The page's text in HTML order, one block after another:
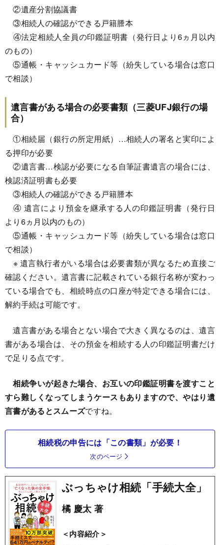
②遺産分割協議書
③相続人の確認ができる戸籍謄本
④法定相続人全員の印鑑証明書（発行日より6ヵ月以内
のもの）
⑤通帳・キャッシュカード等（紛失している場合は窓口
で相談）
遺言書がある場合の必要書類（三菱UFJ銀行の場
合）
①相続届（銀行の所定用紙）…相続人の署名と実印によ
る押印が必要
②遺言書…検認が必要になる自筆証書遺言の場合には、
検認済証明書も必要
③相続人の確認ができる戸籍謄本
④ 遺言により預金を継承する人の印鑑証明書（発行日
より6ヵ月以内のもの）
⑤通帳・キャッシュカード等（紛失している場合は窓口
で相談）
※ 遺言執行者がいる場合は必要書類が異なるため直接ご
確認ください。遺言書に記載されている銀行名称が変わっ
ている場合でも、相続時点の口座が特定できる場合には、
解約手続は可能です。
遺言書がある場合とない場合で大きく異なるのは、遺言
書がある場合は、その預金を相続する人の印鑑証明書だけ
で足りる点です。
相続争いが起きた場合、お互いの印鑑証明書を渡すこと
すら難しくなってしまうケースもありますので、やはり遺
言書があるとスムーズですね。
相続税の申告には「この書類」が必要！
次のページ
ぶっちゃけ相続「手続大全」
橘 慶太 著
＜内容紹介＞